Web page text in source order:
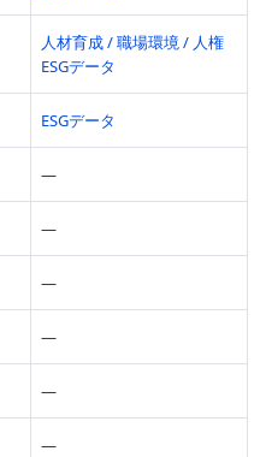
人材育成 / 職場環境 / 人権
ESGデータ
ESGデータ
―
―
―
―
―
―